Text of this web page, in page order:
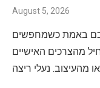
August 5, 2026
באמת כשמחפשים
מהצרכים האישיים